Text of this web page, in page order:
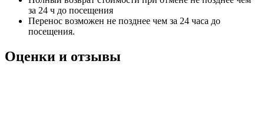
за 24 ч до посещения
Перенос возможен не позднее чем за 24 часа до
посещения.
Оценки и отзывы